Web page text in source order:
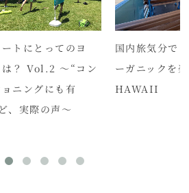
トにとってのヨ
は？ Vol.2 ～“コン
ニングにも有
、実際の声～
国内旅気分で
ーガニックを
HAWAII